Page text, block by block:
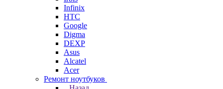
Infinix
HTC
Google
Digma
DEXP
Asus
Alcatel
Acer
Ремонт ноутбуков